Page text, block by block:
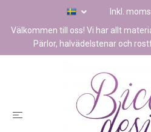
Inkl. moms
Välkommen till oss! Vi har allt
Pärlor, halvädelstenar och